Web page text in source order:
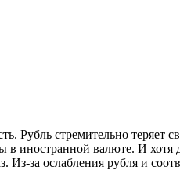
Рубль стремительно теряет
иностранной валюте. И хотя
за ослабления рубля и